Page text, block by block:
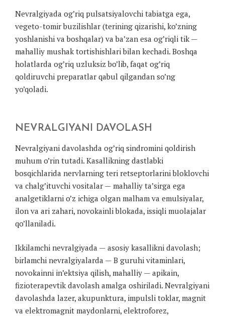
Nevralgiyada og’riq pulsatsiyalovchi tabiatga ega,
vegeto-tomir buzilishlar (terining qizarishi, ko’zning
yoshlanishi va boshqalar) va ba’zan esa og’riqli tik —
mahalliy mushak tortishishlari bilan kechadi. Boshqa
holatlarda og’riq uzluksiz bo’lib, faqat og’riq
qoldiruvchi preparatlar qabul qilgandan so’ng
yo’qoladi.
NEVRALGIYANI DAVOLASH
Nevralgiyani davolashda og’riq sindromini qoldirish
muhum o’rin tutadi. Kasallikning dastlabki
bosqichlarida nervlarning teri retseptorlarini bloklovchi
va chalg’ituvchi vositalar — mahalliy ta’sirga ega
analgetiklarni o’z ichiga olgan malham va emulsiyalar,
ilon va ari zahari, novokainli blokada, issiqli muolajalar
qo’llaniladi.
Ikkilamchi nevralgiyada — asosiy kasallikni davolash;
birlamchi nevralgiyalarda — B guruhi vitaminlari,
novokainni in’ektsiya qilish, mahalliy — apikain,
fizioterapevtik davolash amalga oshiriladi. Nevralgiyani
davolashda lazer, akupunktura, impulsli toklar, magnit
va elektromagnit maydonlarni, elektroforez,